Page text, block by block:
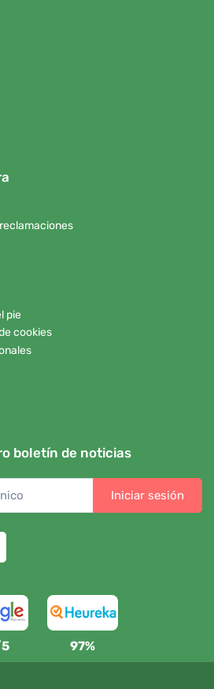
pie
cookies
boletín de noticias
Iniciar sesión
97%